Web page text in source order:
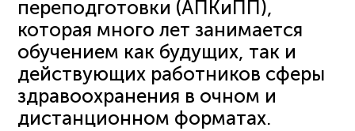
переподготовки (АПКиПП),
которая много лет занимается
обучением как будущих, так и
действующих работников сферы
здравоохранения в очном и
дистанционном форматах.